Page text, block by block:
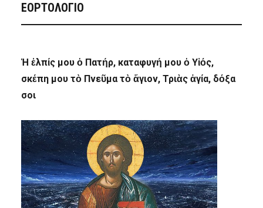
ΕΟΡΤΟΛΟΓΙΟ
Ἡ ἐλπίς μου ὁ Πατήρ, καταφυγή μου ὁ Υἱός,
σκέπη μου τὸ Πνεῦμα τὸ ἅγιον, Τριὰς ἁγία, δόξα
σοι